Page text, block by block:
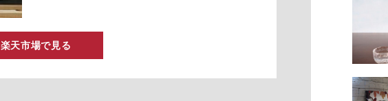
楽天市場で見る